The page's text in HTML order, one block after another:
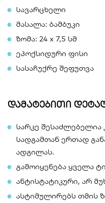
სავარცხელი
მასალა: ბამბუკი
ზომა: 24 x 7,5 სმ
ეპოქსიდური ფისი
სასაჩუქრე შეფუთვა
დამატებითი
სარკე
სადგამთან ერთად
ადგილას.
გამოიყენება ყველა
ანტისტატიკური, არ
ასტიმულირებს თმის